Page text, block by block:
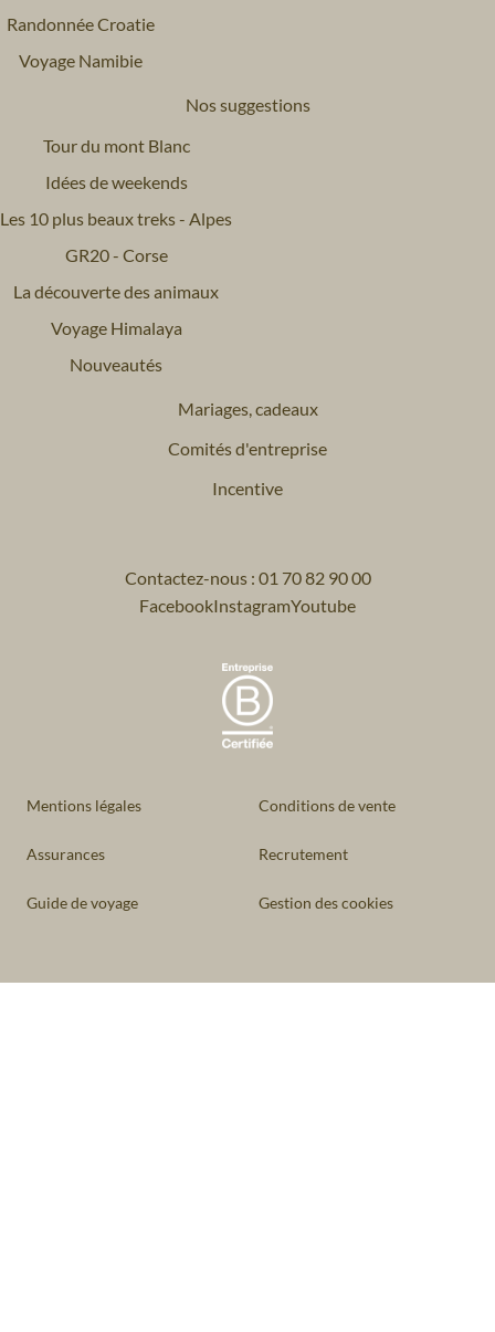
Randonnée Croatie
Voyage Namibie
Nos suggestions
Tour du mont Blanc
Idées de weekends
Les 10 plus beaux treks - Alpes
GR20 - Corse
La découverte des animaux
Voyage Himalaya
Nouveautés
Mariages, cadeaux
Comités d'entreprise
Incentive
Contactez-nous : 01 70 82 90 00
FacebookInstagramYoutube
Mentions légales Conditions de vente
Assurances Recrutement
Guide de voyage Gestion des cookies